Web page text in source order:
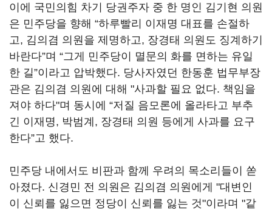
이에 국민의힘 차기 당권주자 중 한 명인 김기현 의원
은 민주당을 향해 “하루빨리 이재명 대표를 손절하
고, 김의겸 의원을 제명하고, 장경태 의원도 징계하기
바란다”며 “그게 민주당이 멸문의 화를 면하는 유일
한 길”이라고 압박했다. 당사자였던 한동훈 법무부장
관은 김의겸 의원에 대해 "사과할 필요 없다. 책임을
져야 하다"며 동시에 “저질 음모론에 올라타고 부추
긴 이재명, 박범계, 장경태 의원 등에게 사과를 요구
한다”고 했다.
민주당 내에서도 비판과 함께 우려의 목소리들이 쏟
아졌다. 신경민 전 의원은 김의겸 의원에게 "대변인
이 신뢰를 잃으면 정당이 신뢰를 잃는 것"이라며 "같